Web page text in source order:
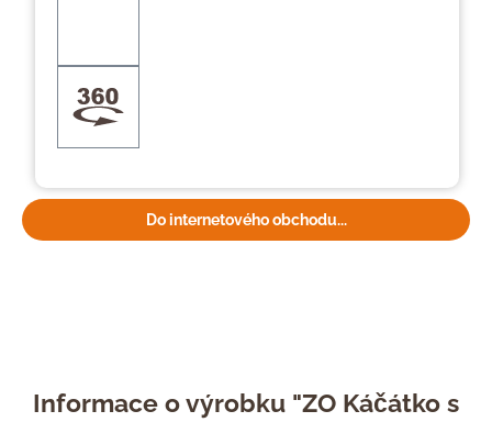
Do internetového obchodu...
Informace o výrobku "ZO Káčátko s